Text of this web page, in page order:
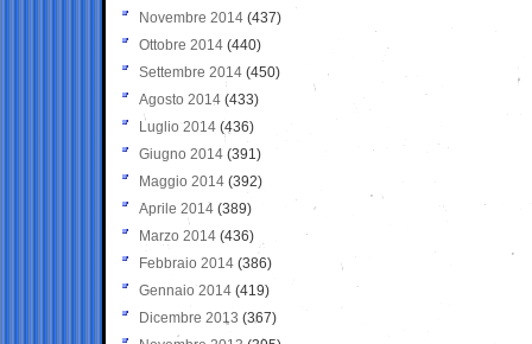
Novembre 2014 (437)
Ottobre 2014 (440)
Settembre 2014 (450)
Agosto 2014 (433)
Luglio 2014 (436)
Giugno 2014 (391)
Maggio 2014 (392)
Aprile 2014 (389)
Marzo 2014 (436)
Febbraio 2014 (386)
Gennaio 2014 (419)
Dicembre 2013 (367)